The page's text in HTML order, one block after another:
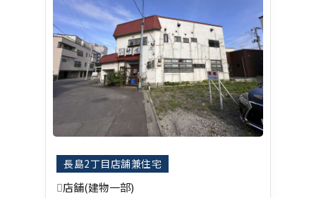
長島2丁目店舗兼住宅
店舗(建物一部)